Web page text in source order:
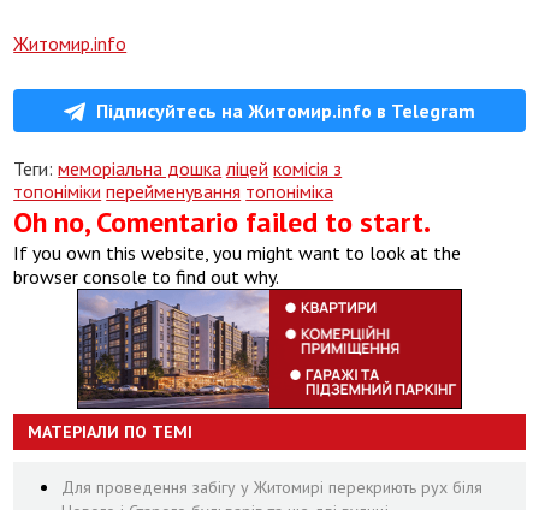
Житомир.info
Підписуйтесь на Житомир.info в Telegram
Теги:меморіальна дошка ліцей комісія з
топоніміки перейменування топоніміка
Oh no, Comentario failed to start.
If you own this website, you might want to look at the
browser console to find out why.
МАТЕРІАЛИ ПО ТЕМІ
Для проведення забігу у Житомирі перекриють рух біля